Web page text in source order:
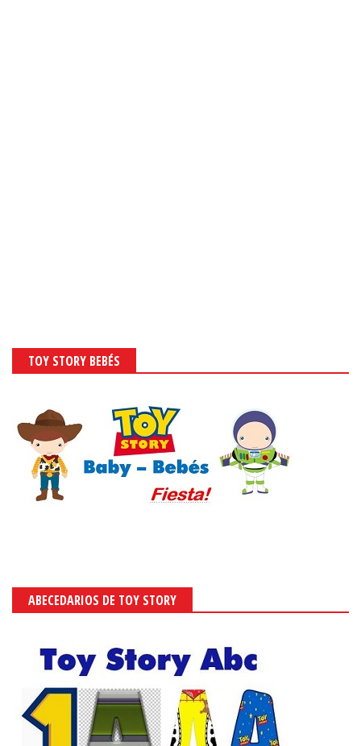
TOY STORY BEBÉS
ABECEDARIOS DE TOY STORY